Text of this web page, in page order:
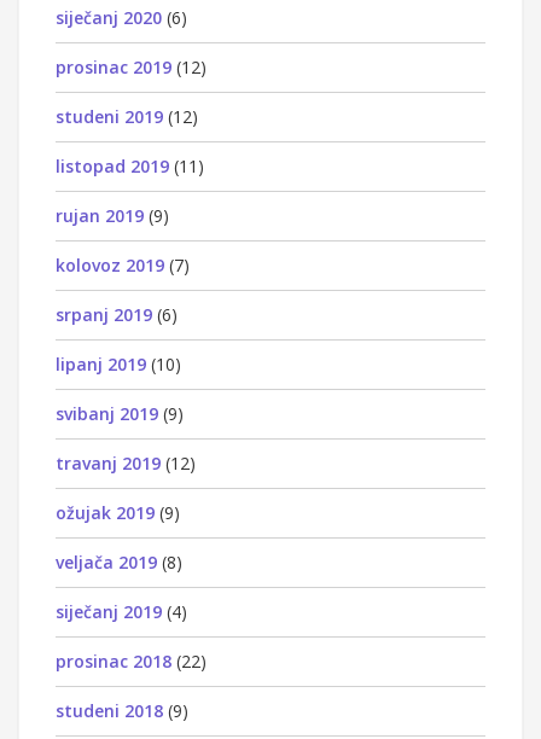
siječanj 2020 (6)
prosinac 2019 (12)
studeni 2019 (12)
listopad 2019 (11)
rujan 2019 (9)
kolovoz 2019 (7)
srpanj 2019 (6)
lipanj 2019 (10)
svibanj 2019 (9)
travanj 2019 (12)
ožujak 2019 (9)
veljača 2019 (8)
siječanj 2019 (4)
prosinac 2018 (22)
studeni 2018 (9)